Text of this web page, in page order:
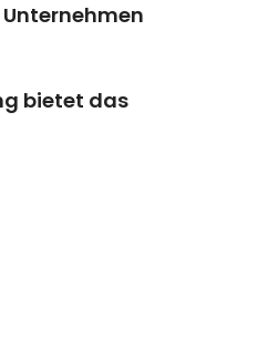
bietet das